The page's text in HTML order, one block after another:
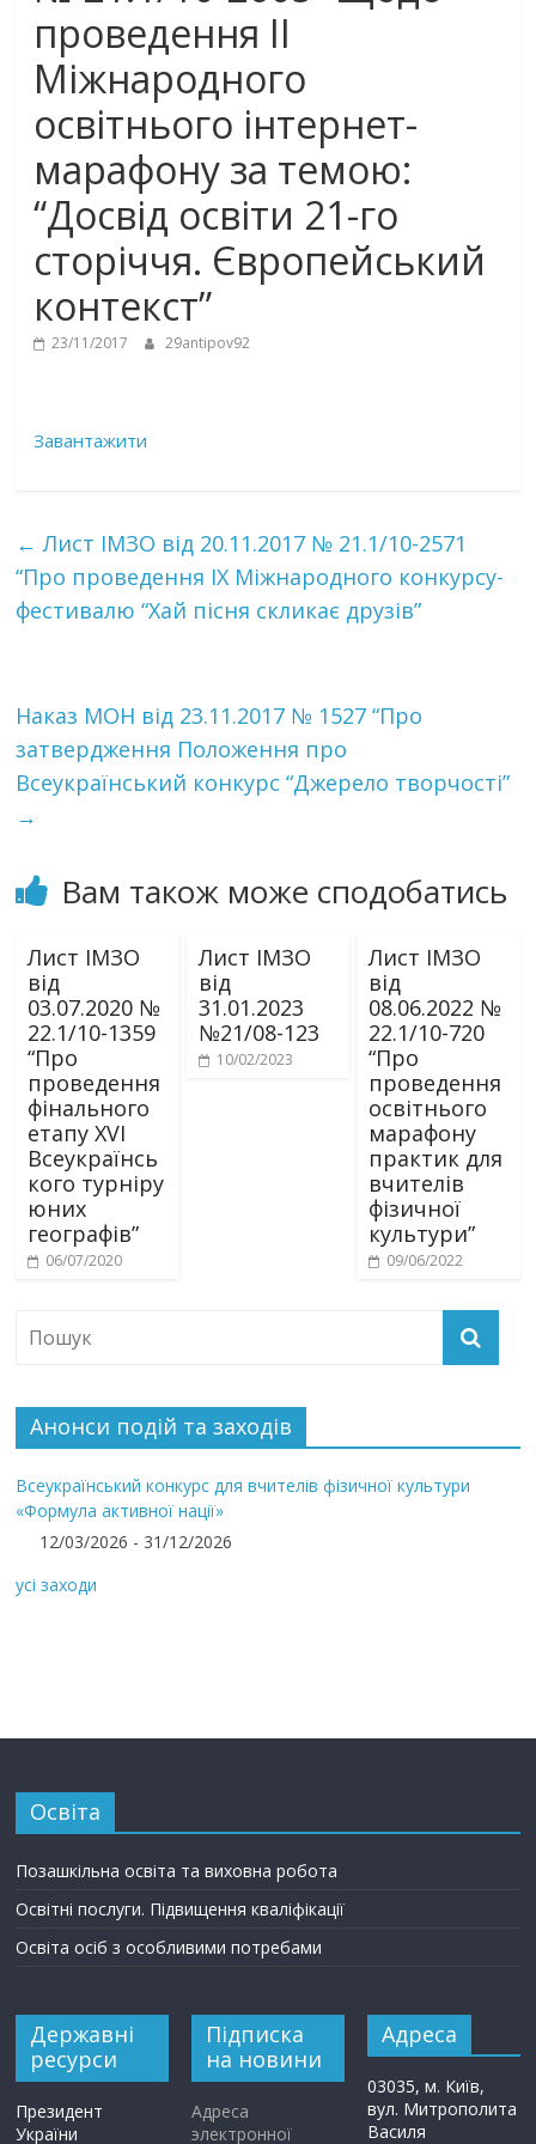
проведення ІІ
Міжнародного
освітнього інтернет-
марафону за темою:
“Досвід освіти 21-го
сторіччя. Європейський
контекст”
23/11/2017 29antipov92
Завантажити
← Лист ІМЗО від 20.11.2017 № 21.1/10-2571
“Про проведення IX Міжнародного конкурсу-
фестивалю “Хай пісня скликає друзів”
Наказ МОН від 23.11.2017 № 1527 “Про
затвердження Положення про
Всеукраїнський конкурс “Джерело творчості”
→
Вам також може сподобатись
Лист ІМЗО
від
03.07.2020 №
22.1/10-1359
“Про
проведення
фінального
етапу XVІ
Всеукраїнсь
кого турніру
юних
географів”
06/07/2020
Лист ІМЗО
від
31.01.2023
№21/08-123
10/02/2023
Лист ІМЗО
від
08.06.2022 №
22.1/10-720
“Про
проведення
освітнього
марафону
практик для
вчителів
фізичної
культури”
09/06/2022
Анонси подій та заходів
Всеукраїнський конкурс для вчителів фізичної культури
«Формула активної нації»
12/03/2026 - 31/12/2026
усі заходи
Освіта
Позашкільна освіта та виховна робота
Освітні послуги. Підвищення кваліфікації
Освіта осіб з особливими потребами
Державні
ресурси
Президент
України
Підписка
на новини
Адреса
электронної
Адреса
03035, м. Київ,
вул. Митрополита
Василя